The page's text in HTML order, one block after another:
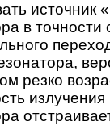
источник
в точности
резко
излучения